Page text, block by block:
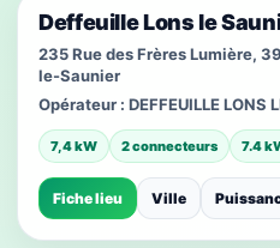
Deffeuille Lons le
235 Rue des Frères Lumière,
le-Saunier
Opérateur : DEFFEUILLE LONS
7,4 kW 2 connecteurs 7.4
Fiche lieu Ville